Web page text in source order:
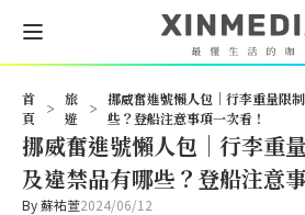
首
頁
>
旅
遊
>
挪威奮進號懶人包｜行李重量限
些？登船注意事項一次看！
挪威奮進號懶人包｜行李重
及違禁品有哪些？登船注意
By蘇祐萱2024/06/12